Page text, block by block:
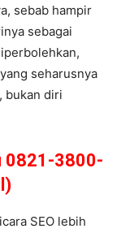
sebab hampir
sebagai
seharusnya
bukan diri
0821-3800-
SEO lebih